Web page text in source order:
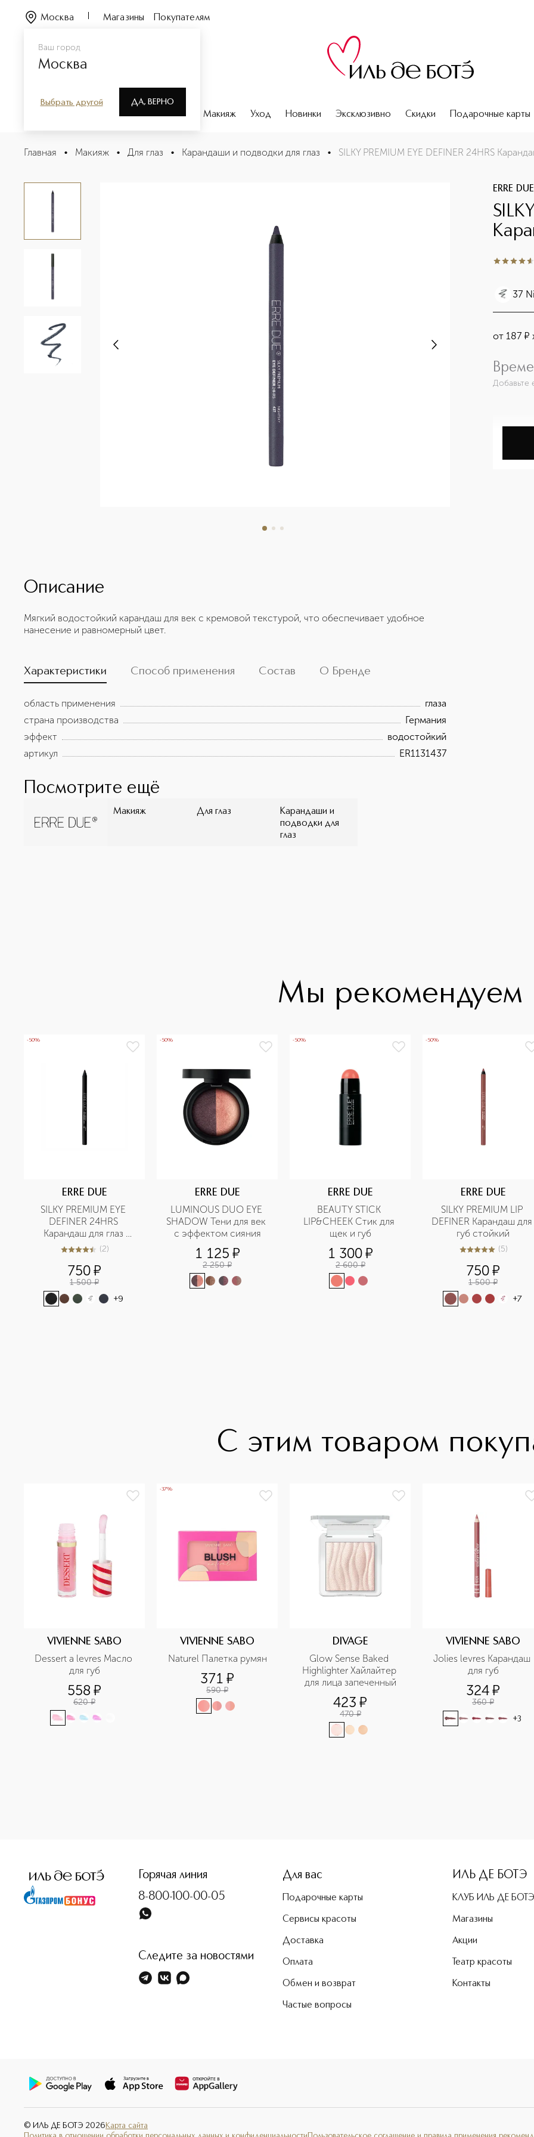
Ваш город
Москва
Выбрать другой ДА, ВЕРНО
Москва Магазины Покупателям
Парфюмерия Макияж Уход Новинки Эксклюзивно Скидки Подарочные карты
SILKY PREMIUM EYE DEFINER 24HRS Карандаш для глаз стойкий
Главная • Макияж • Для глаз • Карандаши и подводки для глаз • SILKY PREMIUM EYE DEFINER 24HRS
ERRE DUE
4.5из 52
37
от 187 ¤
Добавьте
Описание
Мягкий водостойкий карандаш для век с кремовой текстурой, что обеспечивает удобное
нанесение и равномерный цвет.
Характеристики Способ применения Состав О Бренде
область применения
глаза
страна производства
Германия
эффект
водостойкий
артикул
ER1131437
Посмотрите ещё
Макияж Для глаз
Карандаши и
подводки для
глаз
Мы рекомендуем
-50%
ERRE DUE
SILKY PREMIUM EYE
DEFINER 24HRS
Карандаш для глаз
стойкий
4.5из52 (2)
750¤
1 500 ¤
+9
-50%
ERRE DUE
LUMINOUS DUO EYE
SHADOW Тени для век
с эффектом сияния
1 125 ¤
2 250 ¤
-50%
ERRE DUE
BEAUTY STICK
LIP&CHEEK Стик для
щек и губ
1 300¤
2 600 ¤
-50%
ERRE DUE
SILKY PREMIUM LIP
DEFINER Карандаш для
губ стойкий
5из 55 (5)
750¤
1 500 ¤
+7
С этим товаром
VIVIENNE SABO
Dessert a levres Масло
для губ
558 ¤
620 ¤
-37%
VIVIENNE SABO
Naturel Палетка румян
371 ¤
590 ¤
DIVAGE
Glow Sense Baked
Highlighter Хайлайтер
для лица запеченный
423 ¤
470 ¤
VIVIENNE SABO
Jolies levres Карандаш
для губ
324¤
360 ¤
+3
Горячая линия
8-800-100-00-05
Следите за новостями
Для вас
Подарочные карты
Сервисы красоты
Доставка
Оплата
Обмен и возврат
Частые вопросы
ИЛЬ ДЕ БОТЭ
КЛУБ ИЛЬ ДЕ БОТЭ
Магазины
Акции
Театр красоты
Контакты
© ИЛЬ ДЕ БОТЭ 2026 Карта сайта